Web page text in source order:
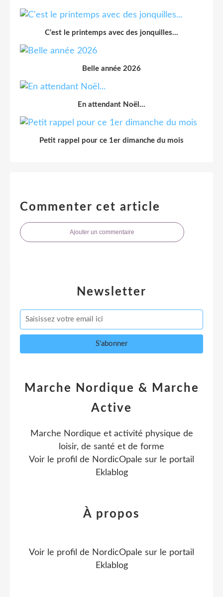
C'est le printemps avec des jonquilles...
Belle année 2026
En attendant Noël...
Petit rappel pour ce 1er dimanche du mois
Commenter cet article
Ajouter un commentaire
Newsletter
Marche Nordique & Marche
Active
Marche Nordique et activité physique de
loisir, de santé et de forme
Voir le profil de NordicOpale sur le portail
Eklablog
À propos
Voir le profil de NordicOpale sur le portail
Eklablog